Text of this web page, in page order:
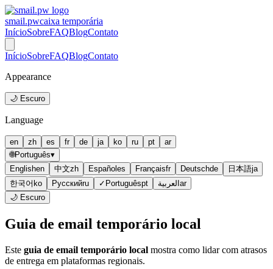
smail.pwcaixa temporária
InícioSobreFAQBlogContato
InícioSobreFAQBlogContato
Appearance
🌙 Escuro
Language
en zh es fr de ja ko ru pt
ar
🌐Português▾
Englishen 中文zh Español es Françaisfr Deutschde 日本語ja
한국어 ko Русскийru ✓ Portuguêspt العربية ar
🌙 Escuro
Guia de email temporário local
Este guia de email temporário local mostra como lidar com atrasos
de entrega em plataformas regionais.